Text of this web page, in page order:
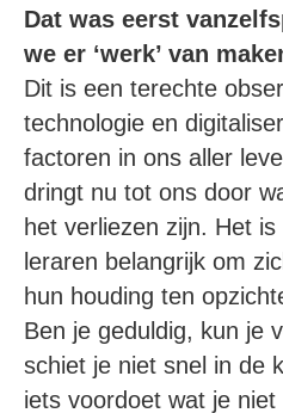
Dat was eerst
we er ‘werk’ van
Dit is een terechte
technologie en
factoren in ons aller
dringt nu tot ons door
het verliezen zijn. Het
leraren belangrijk om
hun houding ten
Ben je geduldig, kun je
schiet je niet snel in de
iets voordoet wat je